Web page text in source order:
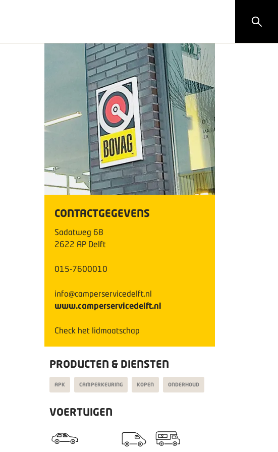
CONTACTGEGEVENS
Sadatweg 68
2622 AP Delft
015-7600010
info@camperservicedelft.nl
www.camperservicedelft.nl
Check het lidmaatschap
PRODUCTEN & DIENSTEN
APK CAMPERKEURING KOPEN ONDERHOUD
VOERTUIGEN